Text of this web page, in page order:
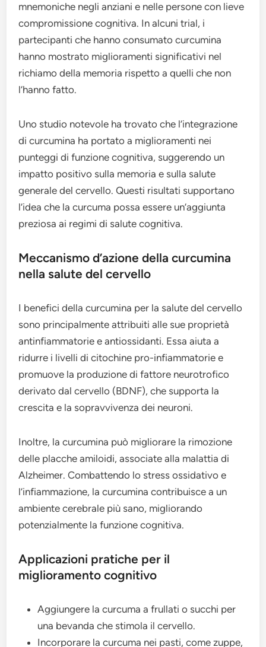
mnemoniche negli anziani e nelle persone con lieve
compromissione cognitiva. In alcuni trial, i
partecipanti che hanno consumato curcumina
hanno mostrato miglioramenti significativi nel
richiamo della memoria rispetto a quelli che non
l’hanno fatto.
Uno studio notevole ha trovato che l’integrazione
di curcumina ha portato a miglioramenti nei
punteggi di funzione cognitiva, suggerendo un
impatto positivo sulla memoria e sulla salute
generale del cervello. Questi risultati supportano
l’idea che la curcuma possa essere un’aggiunta
preziosa ai regimi di salute cognitiva.
Meccanismo d’azione della curcumina
nella salute del cervello
I benefici della curcumina per la salute del cervello
sono principalmente attribuiti alle sue proprietà
antinfiammatorie e antiossidanti. Essa aiuta a
ridurre i livelli di citochine pro-infiammatorie e
promuove la produzione di fattore neurotrofico
derivato dal cervello (BDNF), che supporta la
crescita e la sopravvivenza dei neuroni.
Inoltre, la curcumina può migliorare la rimozione
delle placche amiloidi, associate alla malattia di
Alzheimer. Combattendo lo stress ossidativo e
l’infiammazione, la curcumina contribuisce a un
ambiente cerebrale più sano, migliorando
potenzialmente la funzione cognitiva.
Applicazioni pratiche per il
miglioramento cognitivo
Aggiungere la curcuma a frullati o succhi per
una bevanda che stimola il cervello.
Incorporare la curcuma nei pasti, come zuppe,